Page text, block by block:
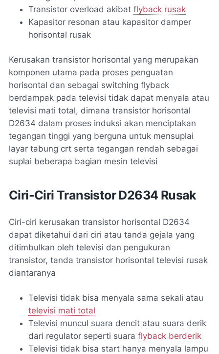
Transistor overload akibat flyback rusak
Kapasitor resonan atau kapasitor damper
horisontal rusak
Kerusakan transistor horisontal yang merupakan
komponen utama pada proses penguatan
horisontal dan sebagai switching flyback
berdampak pada televisi tidak dapat menyala atau
televisi mati total, dimana transistor horisontal
D2634 dalam proses induksi akan menciptakan
tegangan tinggi yang berguna untuk mensuplai
layar tabung crt serta tegangan rendah sebagai
suplai beberapa bagian mesin televisi
Ciri-Ciri Transistor D2634 Rusak
Ciri-ciri kerusakan transistor horisontal D2634
dapat diketahui dari ciri atau tanda gejala yang
ditimbulkan oleh televisi dan pengukuran
transistor, tanda transistor horisontal televisi rusak
diantaranya
Televisi tidak bisa menyala sama sekali atau
televisi mati total
Televisi muncul suara dencit atau suara derik
dari regulator seperti suara flyback berderik
Televisi tidak bisa start hanya menyala lampu